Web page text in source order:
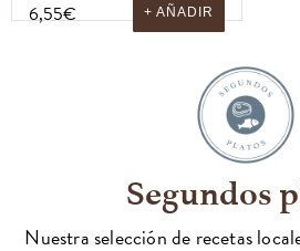
6,55€ + AÑADIR
Segundos
Nuestra selección de recetas